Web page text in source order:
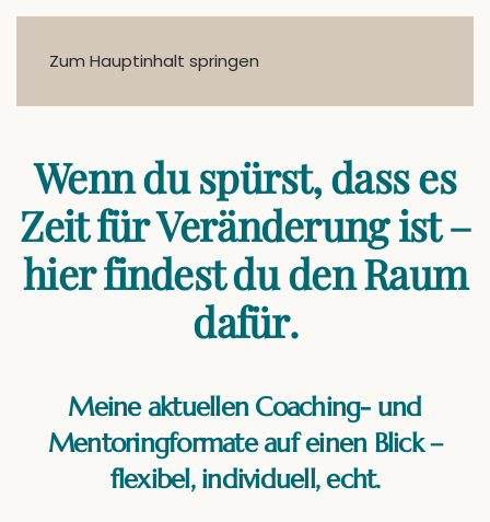
Zum Hauptinhalt springen
Wenn du spürst, dass es
Zeit für Veränderung ist –
hier findest du den Raum
dafür.
Meine aktuellen Coaching- und
Mentoringformate auf einen Blick –
flexibel, individuell, echt.